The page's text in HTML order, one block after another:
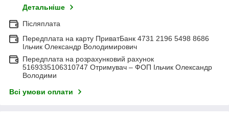
Детальніше
Післяплата
Передплата на карту ПриватБанк 4731 2196 5498 8686
Ільчик Олександр Володимирович
Передплата на розрахунковий рахунок
5169335106310747 Отримувач – ФОП Ільчик Олександр
Володими
Всі умови оплати